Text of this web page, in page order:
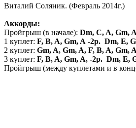
Виталий Соляник. (Февраль 2014г.)
Аккорды:
Пройгрыш (в начале): Dm, C, A, Gm, A
1 куплет: F, B, A, Gm, A -2р. Dm, E,
2 куплет: Gm, A, Gm, A, F, B, A, Gm,
3 куплет: F, B, A, Gm, A, -2р. Dm, E,
Пройгрыш (между куплетами и в